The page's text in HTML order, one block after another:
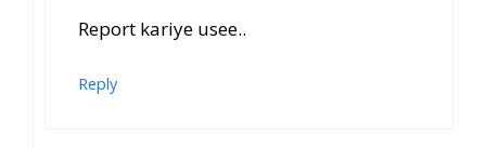
Report kariye usee..
Reply